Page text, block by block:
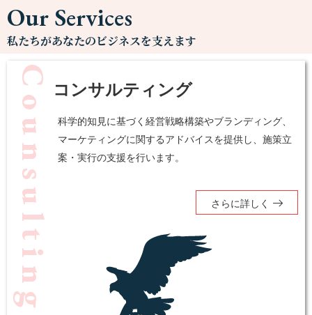
Our Services
私たちがあなたのビジネスを支えます
Counsulting コンサルティング
科学的知見に基づく経営戦略構築やブランディング、
マーケティングに関するアドバイスを提供し、施策立
案・実行の支援を行います。
さらに詳しく